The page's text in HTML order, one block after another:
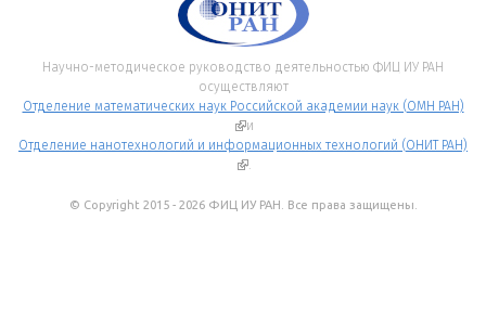
Научно-методическое руководство деятельностью ФИЦ ИУ РАН
осуществляют
Отделение математических наук Российской академии наук (ОМН РАН)
(внешняя ссылка)
и
Отделение нанотехнологий и информационных технологий (ОНИТ РАН)
(внешняя ссылка)
.
© Copyright 2015 - 2026 ФИЦ ИУ РАН. Все права защищены.